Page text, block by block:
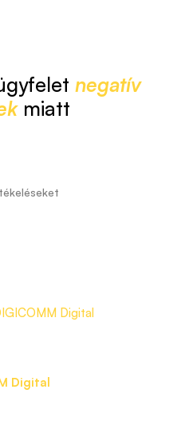
negatív
miatt
Digital
Digital